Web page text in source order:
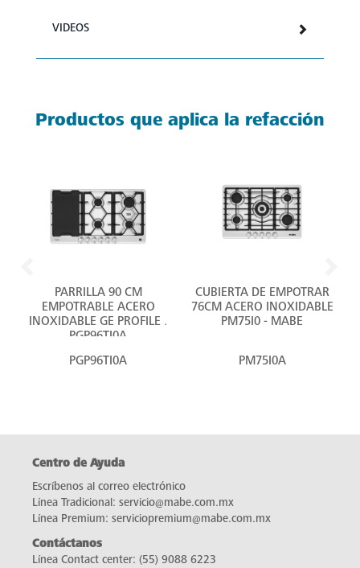
VIDEOS
Productos que aplica la refacción
PARRILLA 90 CM
EMPOTRABLE ACERO
INOXIDABLE GE PROFILE -
PGP96TI0A
PGP96TI0A
CUBIERTA DE EMPOTRAR
76CM ACERO INOXIDABLE
PM75I0 - MABE
PM75I0A
Centro de Ayuda
Escríbenos al correo electrónico
Línea Tradicional: servicio@mabe.com.mx
Línea Premium: serviciopremium@mabe.com.mx
Contáctanos
Línea Contact center: (55) 9088 6223